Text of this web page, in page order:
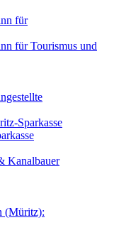
für
für Tourismus und
Sparkasse
Kanalbauer
(Müritz):